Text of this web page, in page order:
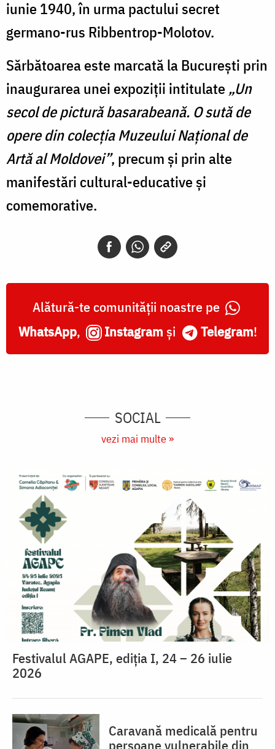
iunie 1940, în urma pactului secret
germano-rus Ribbentrop-Molotov.
Sărbătoarea este marcată la București prin
inaugurarea unei expoziții intitulate „Un
secol de pictură basarabeană. O sută de
opere din colecția Muzeului Național de
Artă al Moldovei”, precum și prin alte
manifestări cultural-educative și
comemorative.
Alătură-te comunității noastre pe
WhatsApp, Instagram și Telegram!
SOCIAL
vezi mai multe »
Festivalul AGAPE, ediția I, 24 – 26 iulie
2026
Caravană medicală pentru
persoane vulnerabile din